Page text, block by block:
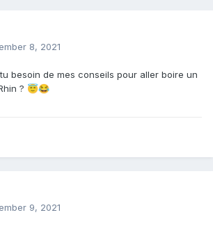
8, 2021
besoin de mes conseils pour aller boire un
? 😇😂
9, 2021